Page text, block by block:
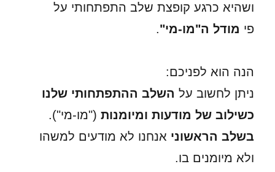
ושהיא כרגע קופצת שלב התפתחותי על
פי מודל ה"מו-מי".
הנה הוא לפניכם:
ניתן לחשוב על השלב ההתפתחותי שלנו
כשילוב של מודעות ומיומנות ("מו-מי").
בשלב הראשוני אנחנו לא מודעים למשהו
ולא מיומנים בו.